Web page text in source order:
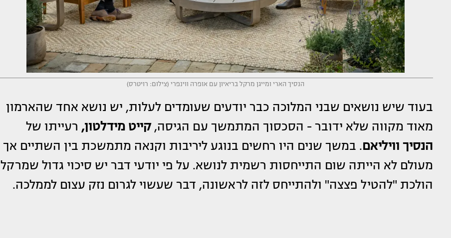
הנסיך הארי ומייגן מרקל בריאיון עם אופרה ווינפרי (צילום: רויטרס)
בעוד שיש נושאים שבני המלוכה כבר יודעים שעומדים לעלות, יש נושא אחד שהארמון
מאוד מקווה שלא ידובר - הסכסוך המתמשך עם הגיסה,קייט מידלטון, רעייתו של
הנסיך וויליאם. במשך שנים היו רחשים בנוגע ליריבות וקנאה מתמשכת בין השתיים אך
מעולם לא הייתה שום התייחסות רשמית לנושא. על פי יודעי דבר יש סיכוי גדול שמרקל
הולכת "להטיל פצצה" ולהתייחס לזה לראשונה, דבר שעשוי לגרום נזק עצום לממלכה.